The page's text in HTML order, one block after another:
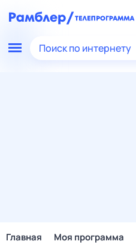
Поиск по интернету
Главная Моя программа